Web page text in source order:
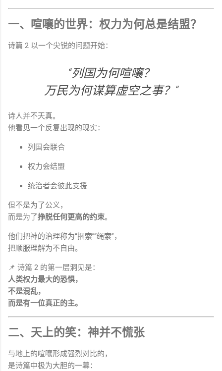
一、喧嚷的世界：权力为何总是结盟？
诗篇 2 以一个尖锐的问题开始：
“列国为何喧嚷？
万民为何谋算虚空之事？”
诗人并不天真。
他看见一个反复出现的现实：
列国会联合
权力会结盟
统治者会彼此支援
但不是为了公义，
而是为了挣脱任何更高的约束。
他们把神的治理称为“捆索”“绳索”，
把顺服理解为不自由。
📌 诗篇 2 的第一层洞见是：
人类权力最大的恐惧，
不是混乱，
而是有一位真正的主。
二、天上的笑：神并不慌张
与地上的喧嚷形成强烈对比的，
是诗篇中极为大胆的一幕：